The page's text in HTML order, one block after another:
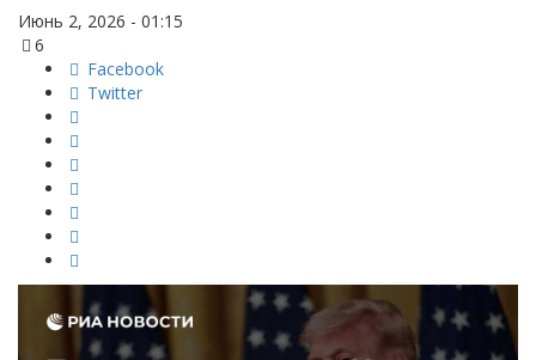
Июнь 2, 2026 - 01:15
6
Facebook
Twitter